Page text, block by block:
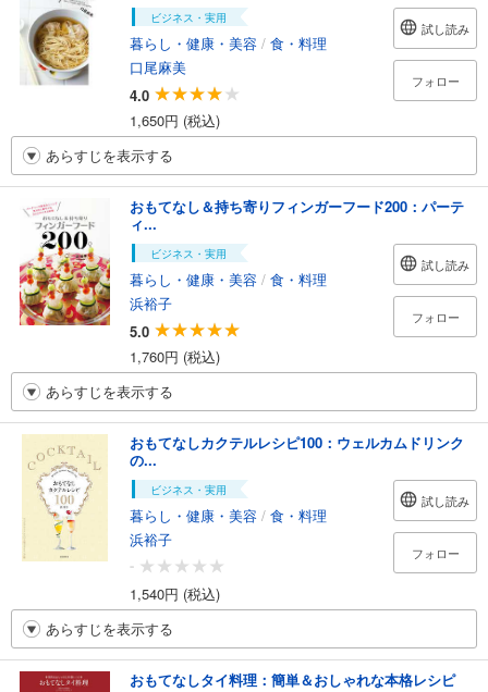
ビジネス・実用
暮らし・健康・美容 / 食・料理
口尾麻美
4.0
1,650円 (税込)
試し読み
フォロー
あらすじを表示する
おもてなし＆持ち寄りフィンガーフード200：パーテ
ィ...
ビジネス・実用
暮らし・健康・美容 / 食・料理
浜裕子
5.0
1,760円 (税込)
試し読み
フォロー
あらすじを表示する
おもてなしカクテルレシピ100：ウェルカムドリンク
の...
ビジネス・実用
暮らし・健康・美容 / 食・料理
浜裕子
-
1,540円 (税込)
試し読み
フォロー
あらすじを表示する
おもてなしタイ料理：簡単＆おしゃれな本格レシピ